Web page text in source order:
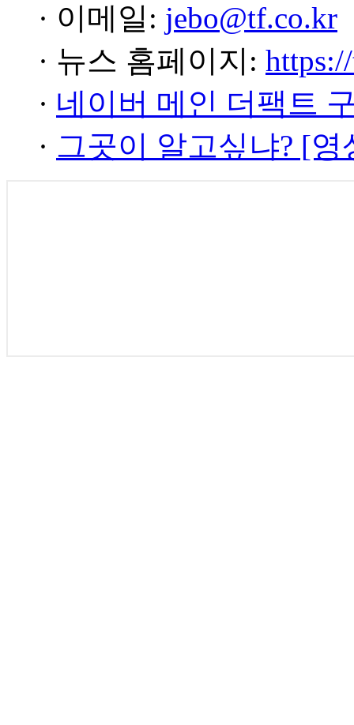
· 이메일: jebo@tf.co.kr
· 뉴스 홈페이지:
· 네이버 메인 더팩트
· 그곳이 알고싶냐? [